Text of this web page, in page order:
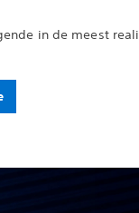
in de meest